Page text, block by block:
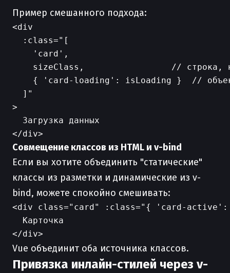
Пример смешанного подхода:
<div
  :class="[
    'card',
sizeClass,                 // строка,
{ 'card-loading': isLoading }  //
  ]"
>
  Загрузка данных
Совмещение классов из HTML и v-bind
Если вы хотите объединить "статические"
классы из разметки и динамические из v-
bind, можете спокойно смешивать:
<div class="card" :class="{ 'card-
  Карточка
Vue объединит оба источника классов.
Привязка инлайн-стилей через v-